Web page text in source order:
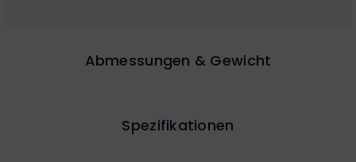
Abmessungen & Gewicht
Spezifikationen